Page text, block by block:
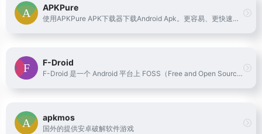
APKPure
使用APKPure APK下载器下载Android Apk。更容易、更快速、更安全地发现你想要的东西！
F-Droid
F-Droid 是一个 Android 平台上 FOSS（Free and Open Source Software，自由开源软件）的目录，并提供下载安装支持。使用客户端可以更轻松地浏览、安装及跟进设备上的应用更新。
apkmos
国外的提供安卓破解软件游戏